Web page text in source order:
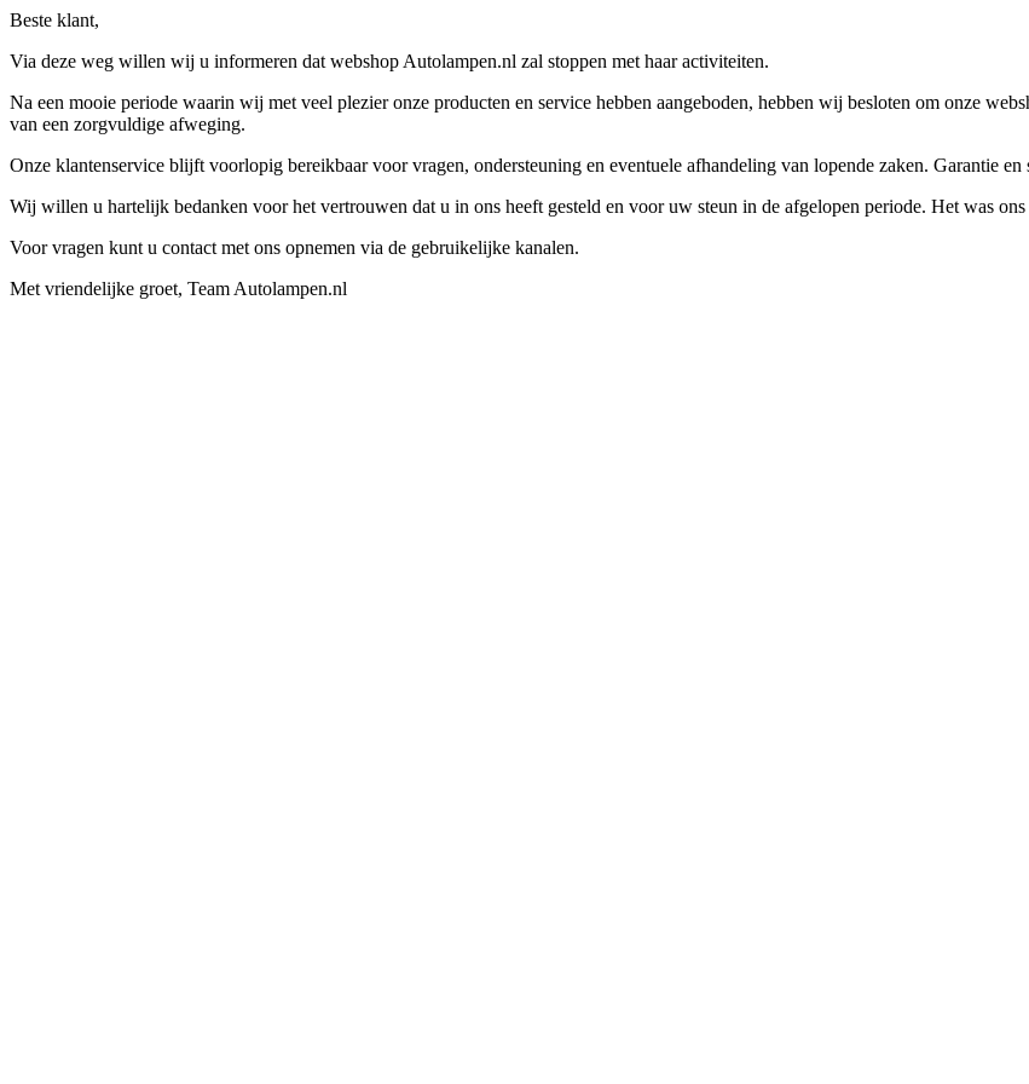
Beste klant,
Via deze weg willen wij u informeren dat webshop Autolampen.nl zal stoppen met haar activiteiten.
Na een mooie periode waarin wij met veel plezier onze producten en service hebben aangeboden, hebben wij besloten om onze
van een zorgvuldige afweging.
Onze klantenservice blijft voorlopig bereikbaar voor vragen, ondersteuning en eventuele afhandeling van lopende zaken. Garantie
Wij willen u hartelijk bedanken voor het vertrouwen dat u in ons heeft gesteld en voor uw steun in de afgelopen periode. Het was
Voor vragen kunt u contact met ons opnemen via de gebruikelijke kanalen.
Met vriendelijke groet, Team Autolampen.nl